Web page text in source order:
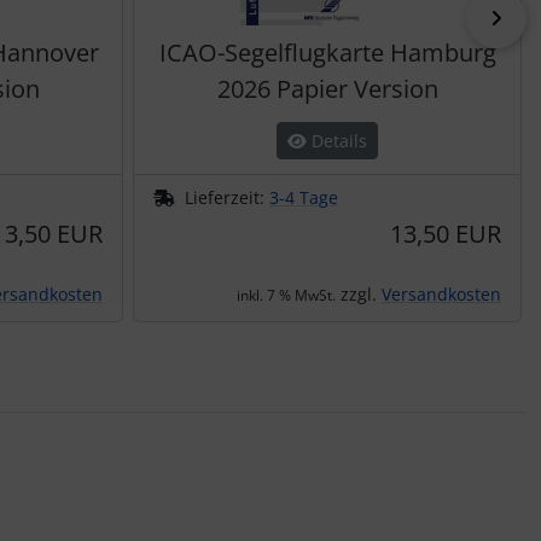
EUR
ICAO-Segelflugkarte Hamburg
2026 Papier Version
Details
Lieferzeit: 3-4 Tage
13,50 EUR
inkl. 7 % MwSt. zzgl. Versandkosten